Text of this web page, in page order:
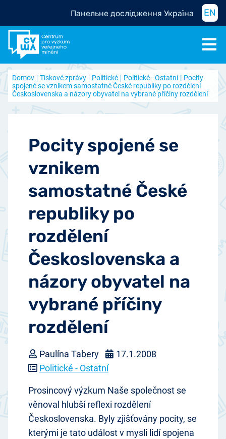
Панельне дослідження Україна EN
Domov Tiskové zprávy Politické Politické - Ostatní
Pocity
spojené se vznikem samostatné České republiky po rozdělení
Československa a názory obyvatel na vybrané příčiny rozdělení
Pocity spojené se
vznikem
samostatné České
republiky po
rozdělení
Československa a
názory obyvatel na
vybrané příčiny
rozdělení
Paulína Tabery
17.1.2008
Politické - Ostatní
Prosincový výzkum Naše společnost se
věnoval hlubší reflexi rozdělení
Československa. Byly zjišťovány pocity, se
kterými je tato událost v mysli lidí spojena